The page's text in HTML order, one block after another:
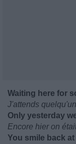
Waiting here for
J'attends
Only yesterday
Encore hier on
You smile back